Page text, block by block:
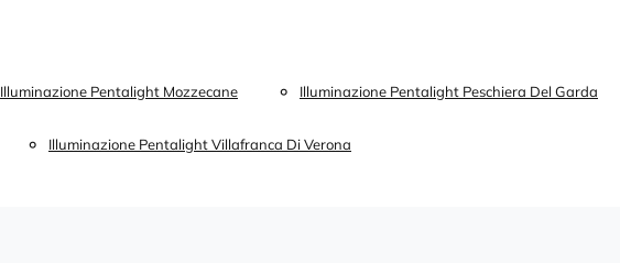
Illuminazione Pentalight Mozzecane Illuminazione Pentalight Peschiera Del Garda
Illuminazione Pentalight Villafranca Di Verona